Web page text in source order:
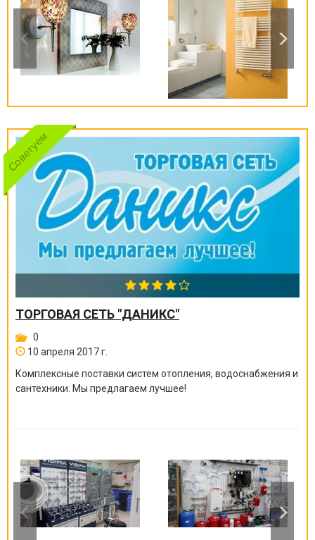
ТОРГОВАЯ СЕТЬ "ДАНИКС"
0
10 апреля 2017 г.
Комплексные поставки систем отопления, водоснабжения и
сантехники. Мы предлагаем лучшее!